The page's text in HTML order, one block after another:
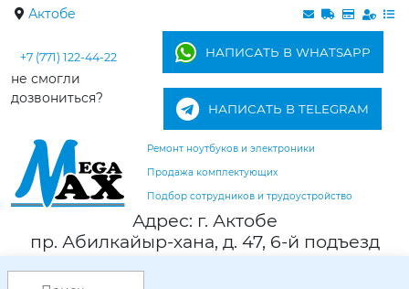
Актобе
+7 (771) 122-44-22
не смогли
дозвониться?
НАПИСАТЬ В WHATSAPP
НАПИСАТЬ В TELEGRAM
Ремонт ноутбуков и электроники
Продажа комплектующих
Подбор сотрудников и трудоустройство
Адрес: г. Актобе
пр. Абилкайыр-хана, д. 47, 6-й подъезд